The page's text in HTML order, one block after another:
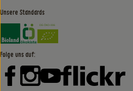
Unsere Standards
Externer Link zu https://
Externer Link zu https://
Folge uns auf:
Externer Link zu https://
Externer Link zu https://
Externer Link zu